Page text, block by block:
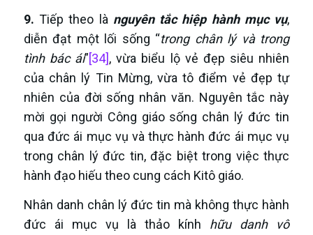
9. Tiếp theo là nguyên tắc hiệp hành mục vụ,
diễn đạt một lối sống “trong chân lý và trong
tình bác ái”[34], vừa biểu lộ vẻ đẹp siêu nhiên
của chân lý Tin Mừng, vừa tô điểm vẻ đẹp tự
nhiên của đời sống nhân văn. Nguyên tắc này
mời gọi người Công giáo sống chân lý đức tin
qua đức ái mục vụ và thực hành đức ái mục vụ
trong chân lý đức tin, đặc biệt trong việc thực
hành đạo hiếu theo cung cách Kitô giáo.
Nhân danh chân lý đức tin mà không thực hành
đức ái mục vụ là thảo kính hữu danh vô